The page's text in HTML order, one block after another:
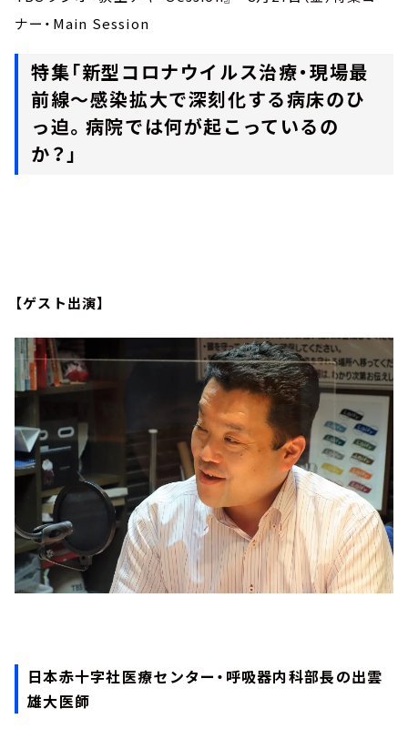
ナー・Main Session
特集「新型コロナウイルス治療・現場最
前線～感染拡大で深刻化する病床のひ
っ迫。病院では何が起こっているの
か？」
【ゲスト出演】
日本赤十字社医療センター・呼吸器内科部長の出雲
雄大医師